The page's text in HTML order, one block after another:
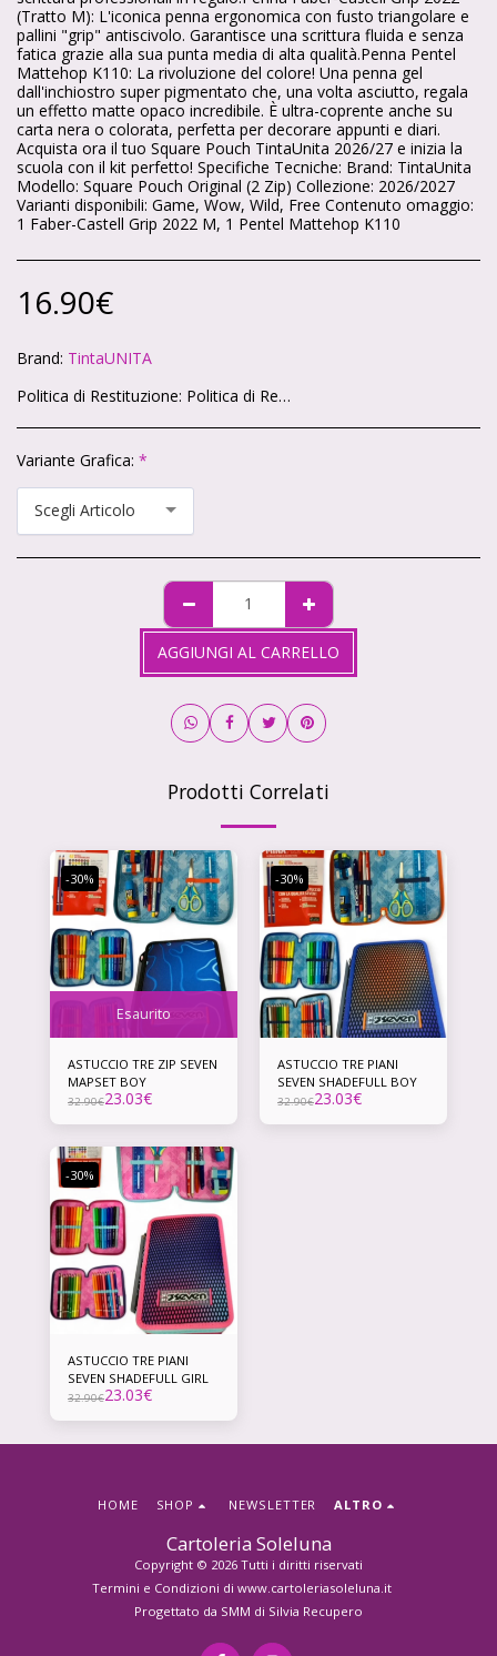
(Tratto M): L'iconica penna ergonomica con fusto triangolare e
pallini "grip" antiscivolo. Garantisce una scrittura fluida e senza
fatica grazie alla sua punta media di alta qualità.Penna Pentel
Mattehop K110: La rivoluzione del colore! Una penna gel
dall'inchiostro super pigmentato che, una volta asciutto, regala
un effetto matte opaco incredibile. È ultra-coprente anche su
carta nera o colorata, perfetta per decorare appunti e diari.
Acquista ora il tuo Square Pouch TintaUnita 2026/27 e inizia la
scuola con il kit perfetto! Specifiche Tecniche: Brand: TintaUnita
Modello: Square Pouch Original (2 Zip) Collezione: 2026/2027
Varianti disponibili: Game, Wow, Wild, Free Contenuto omaggio:
1 Faber-Castell Grip 2022 M, 1 Pentel Mattehop K110
16.90€
Brand: TintaUNITA
Politica di Restituzione: Politica di Reso – Cartoleria Soleluna 🌞🌙 Ci teniamo che ogni acquisto sul nostro shop ti renda felice. Se qualcosa non va, niente panico: hai sempre la possibilità di restituire i tuoi articoli in modo semplice e veloce. 🕒 Quanto tempo hai? Hai 14 giorni di tempo da quando ricevi il pacco per chiedere il reso, come previsto dalla legge. 📦 Condizioni degli articoli Gli articoli devono tornare da noi intatti, non utilizzati e nella loro confezione originale. Non possiamo accettare resi di prodotti personalizzati o già aperti (per motivi igienici). ✉️ Come fare richiesta Scrivici a info@cartoleriasoleluna.it con il numero d’ordine e l’articolo che vuoi restituire. Ti invieremo tutte le istruzioni via mail. Spedisci il pacco all’indirizzo che ti forniremo. 🚚 Spese di spedizione Se hai cambiato idea, le spese di reso sono a carico tuo. Se invece ti è arrivato un prodotto sbagliato o difettoso, ce ne occuperemo noi senza costi extra. 💳 Rimborso Appena riceviamo e controlliamo gli articoli, ti rimborseremo entro 14 giorni sullo stesso metodo di pagamento che hai usato per l’acquisto.
Variante Grafica: *
Scegli Articolo
AGGIUNGI AL CARRELLO
Prodotti Correlati
Esaurito
-30%
ASTUCCIO TRE ZIP SEVEN
MAPSET BOY
32.90€23.03€
-30%
ASTUCCIO TRE PIANI
SEVEN SHADEFULL BOY
32.90€23.03€
-30%
ASTUCCIO TRE PIANI
SEVEN SHADEFULL GIRL
32.90€23.03€
Cartoleria Soleluna
Copyright © 2026 Tutti i diritti riservati
Termini e Condizioni di www.cartoleriasoleluna.it
Progettato da SMM di Silvia Recupero
HOME SHOP NEWSLETTER ALTRO